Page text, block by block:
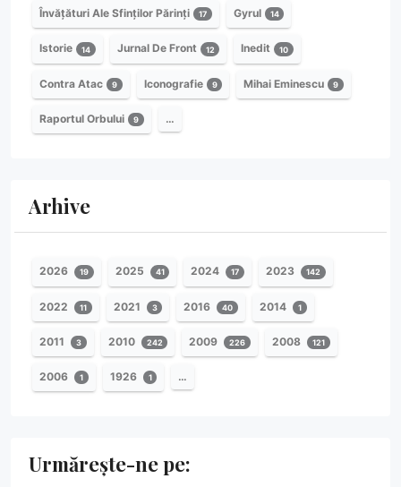
Învățături Ale Sfinților Părinți 17 Gyrul 14
Istorie 14 Jurnal De Front 12 Inedit 10
Contra Atac 9 Iconografie 9 Mihai Eminescu 9
Raportul Orbului 9 …
Arhive
2026 19 2025 41 2024 17 2023 142
2022 11 2021 3 2016 40 2014 1
2011 3 2010 242 2009 226 2008 121
2006 1 1926 1 …
Urmărește-ne pe: